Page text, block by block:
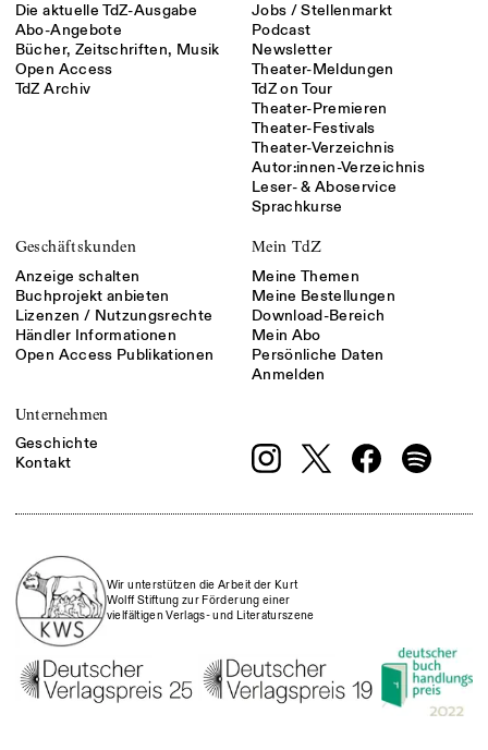
Die aktuelle TdZ-Ausgabe
Abo-Angebote
Bücher, Zeitschriften, Musik
Open Access
TdZ Archiv
Jobs / Stellenmarkt
Podcast
Newsletter
Theater-Meldungen
TdZ on Tour
Theater-Premieren
Theater-Festivals
Theater-Verzeichnis
Autor:innen-Verzeichnis
Leser- & Aboservice
Sprachkurse
Geschäftskunden
Anzeige schalten
Buchprojekt anbieten
Lizenzen / Nutzungsrechte
Händler Informationen
Open Access Publikationen
Mein TdZ
Meine Themen
Meine Bestellungen
Download-Bereich
Mein Abo
Persönliche Daten
Anmelden
Unternehmen
Geschichte
Kontakt
Wir unterstützen die Arbeit der Kurt
Wolff Stiftung zur Förderung einer
vielfältigen Verlags- und Literaturszene